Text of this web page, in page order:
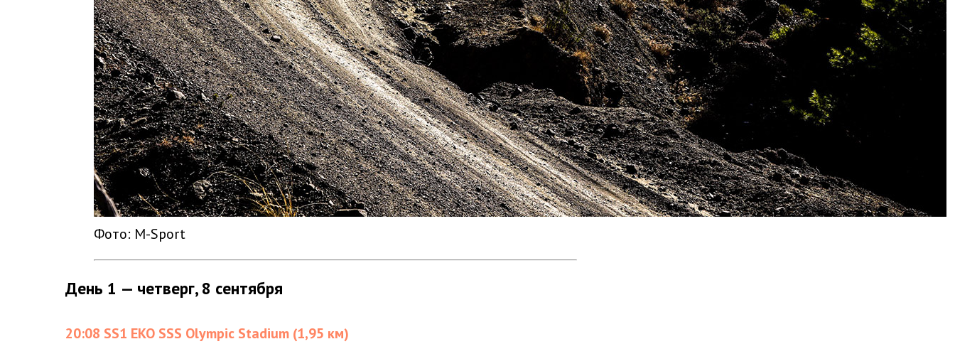
Фото: M-Sport
День 1 — четверг, 8 сентября
20:08 SS1 EKO SSS Olympic Stadium (1,95 км)